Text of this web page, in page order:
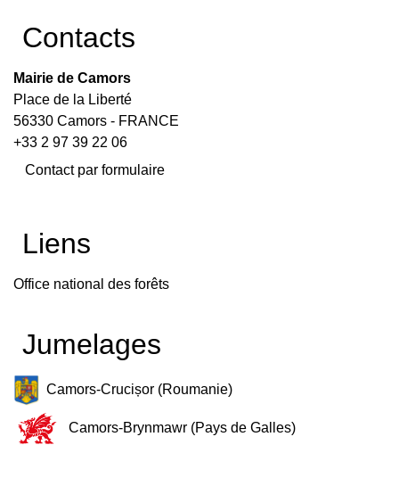
Contacts
Mairie de Camors
Place de la Liberté
56330 Camors - FRANCE
+33 2 97 39 22 06
Contact par formulaire
Liens
Office national des forêts
Jumelages
Camors-Crucișor (Roumanie)
Camors-Brynmawr (Pays de Galles)